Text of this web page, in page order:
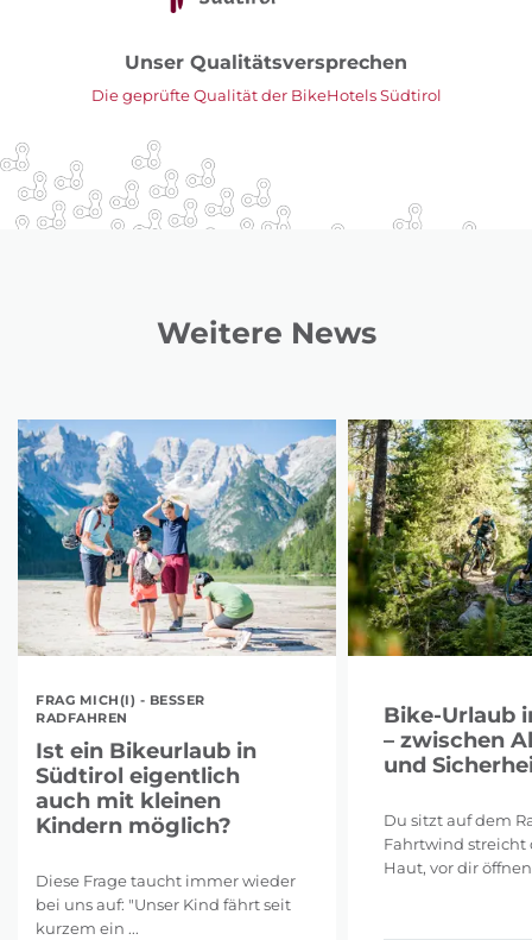
Unser Qualitätsversprechen
Die geprüfte Qualität der BikeHotels Südtirol
Weitere News
FRAG MICH(I) - BESSER
RADFAHREN
Ist ein Bikeurlaub in
Südtirol eigentlich
auch mit kleinen
Kindern möglich?
Diese Frage taucht immer wieder
bei uns auf: "Unser Kind fährt seit
kurzem ein ...
Bike-Urlaub
– zwischen
und
Du sitzt auf dem
Fahrtwind streicht
Haut, vor dir öffnen